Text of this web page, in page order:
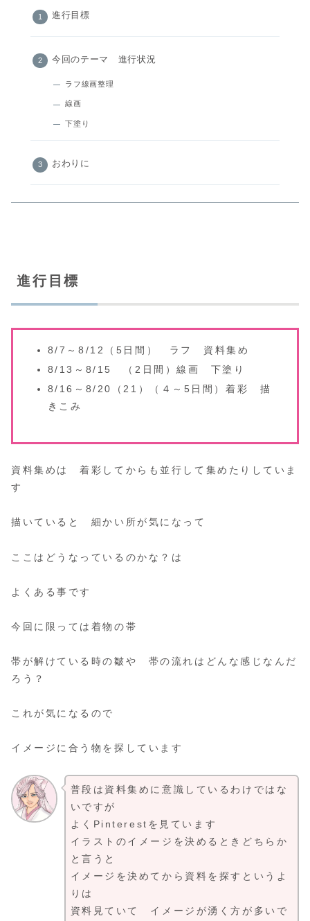
進行目標
今回のテーマ 進行状況
ラフ線画整理
線画
下塗り
おわりに
進行目標
8/7～8/12（5日間） ラフ 資料集め
8/13～8/15 （2日間）線画 下塗り
8/16～8/20（21）（４～5日間）着彩 描
きこみ
資料集めは 着彩してからも並行して集めたりしていま
す
描いていると 細かい所が気になって
ここはどうなっているのかな？は
よくある事です
今回に限っては着物の帯
帯が解けている時の皺や 帯の流れはどんな感じなんだ
ろう？
これが気になるので
イメージに合う物を探しています
普段は資料集めに意識しているわけではな
いですが
よくPinterestを見ています
イラストのイメージを決めるときどちらか
と言うと
イメージを決めてから資料を探すというよ
りは
資料見ていて イメージが湧く方が多いで